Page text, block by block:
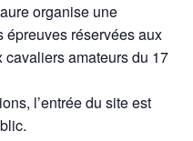
organise une
réservées aux
amateurs du 17
l’entrée du site est